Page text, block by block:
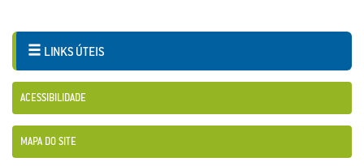
LINKS ÚTEIS
ACESSIBILIDADE
MAPA DO SITE